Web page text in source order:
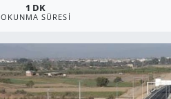
1 DK
OKUNMA SÜRESI